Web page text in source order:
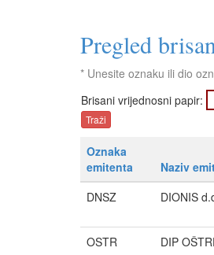
Pregled
* Unesite oznaku ili dio
Brisani vrijednosni papir:
Oznaka
emitenta
Naziv
DNSZ
DIONIS
OSTR
DIP